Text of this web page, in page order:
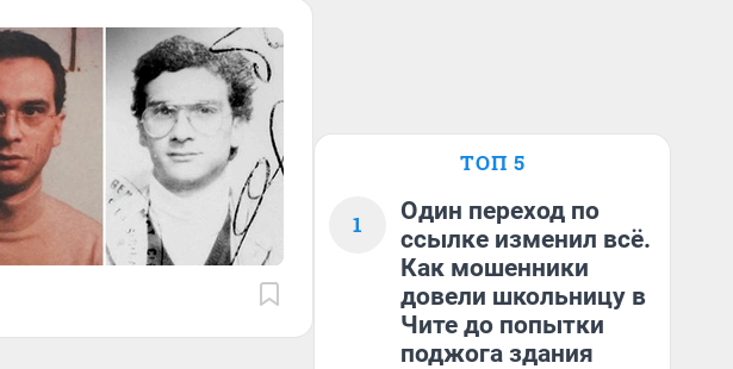
ТОП 5
1
Один переход по
ссылке изменил всё.
Как мошенники
довели школьницу в
Чите до попытки
поджога здания